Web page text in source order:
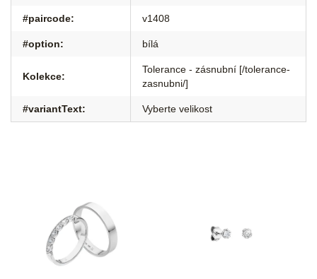
#paircode: v1408
#option: bílá
Kolekce:
Tolerance - zásnubní [/tolerance-
zasnubni/]
#variantText: Vyberte velikost